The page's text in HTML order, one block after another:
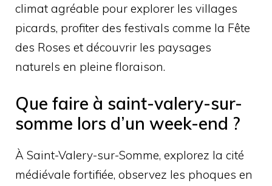
climat agréable pour explorer les villages
picards, profiter des festivals comme la Fête
des Roses et découvrir les paysages
naturels en pleine floraison.
Que faire à saint-valery-sur-
somme lors d’un week-end ?
À Saint-Valery-sur-Somme, explorez la cité
médiévale fortifiée, observez les phoques en